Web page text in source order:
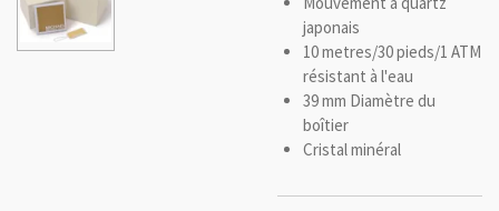
japonais
10 metres/30 pieds/1 ATM
résistant à l'eau
39 mm Diamètre du
boîtier
Cristal minéral